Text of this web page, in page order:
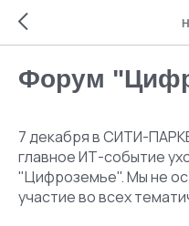
Форум
7 декабря в СИТИ-
главное ИТ-событие
"Цифроземье". Мы не
участие во всех